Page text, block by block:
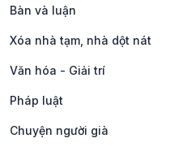
Bàn và luận
Xóa nhà tạm, nhà dột nát
Văn hóa - Giải trí
Pháp luật
Chuyện người già